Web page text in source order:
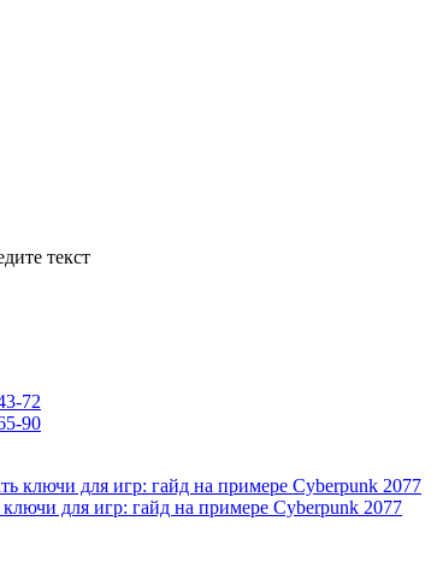
текст
72
90
ключи для игр: гайд на примере Cyberpunk 2077